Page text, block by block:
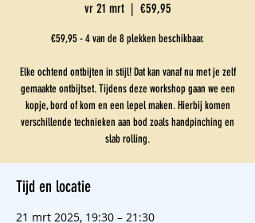
vr 21 mrt
  |
€59,95
€59,95 - 4 van de 8 plekken beschikbaar.
Elke ochtend ontbijten in stijl! Dat kan vanaf nu met je zelf
gemaakte ontbijtset. Tijdens deze workshop gaan we een
kopje, bord of kom en een lepel maken. Hierbij komen
verschillende technieken aan bod zoals handpinching en
slab rolling.
Tijd en locatie
21 mrt 2025, 19:30 – 21:30